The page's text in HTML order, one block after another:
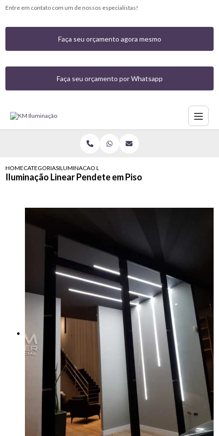
Entre em contato com um de nossos especialistas!
Faça seu orçamento agora mesmo
Faça seu orçamento por Whatsapp
HOMECATEGORIASILUMINACAO LINEAR PENDETE EM PISO
Iluminação Linear Pendete em Piso